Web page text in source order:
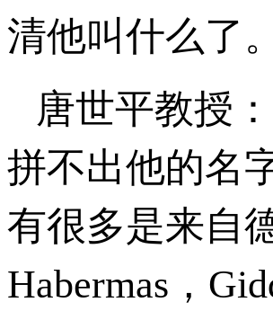
清他叫什么了。
唐世平教授
拼不出他的名
有很多是来自
Habermas，